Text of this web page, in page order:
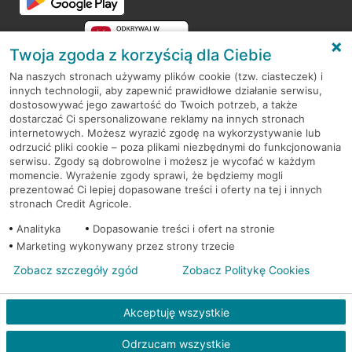
RODO
Regulamin serwisu
Mapa serwisu
PolitykaCookies
© 2026 Credit Agricole Bank Polska S.A. Wszelkie prawa zastrzeżone
Twoja zgoda z korzyścią dla Ciebie
Na naszych stronach używamy plików cookie (tzw. ciasteczek) i
innych technologii, aby zapewnić prawidłowe działanie serwisu,
dostosowywać jego zawartość do Twoich potrzeb, a także
dostarczać Ci spersonalizowane reklamy na innych stronach
internetowych. Możesz wyrazić zgodę na wykorzystywanie lub
odrzucić pliki cookie – poza plikami niezbędnymi do funkcjonowania
serwisu. Zgody są dobrowolne i możesz je wycofać w każdym
momencie. Wyrażenie zgody sprawi, że będziemy mogli
prezentować Ci lepiej dopasowane treści i oferty na tej i innych
stronach Credit Agricole.
Analityka
Dopasowanie treści i ofert na stronie
Marketing wykonywany przez strony trzecie
Akceptuję wszystkie
Odrzucam wszystkie
Zobacz szczegóły zgód Zobacz Politykę Cookies